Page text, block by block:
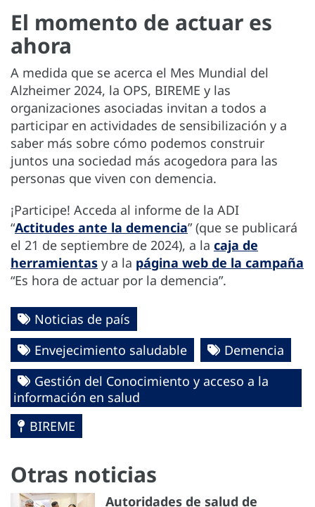
El momento de actuar es
ahora
A medida que se acerca el Mes Mundial del
Alzheimer 2024, la OPS, BIREME y las
organizaciones asociadas invitan a todos a
participar en actividades de sensibilización y a
saber más sobre cómo podemos construir
juntos una sociedad más acogedora para las
personas que viven con demencia.
¡Participe! Acceda al informe de la ADI
“Actitudes ante la demencia” (que se publicará
el 21 de septiembre de 2024), a la caja de
herramientas y a la página web de la campaña
“Es hora de actuar por la demencia”.
Noticias de país
Envejecimiento saludable
Demencia
Gestión del Conocimiento y acceso a la
información en salud
BIREME
Otras noticias
Autoridades de salud de